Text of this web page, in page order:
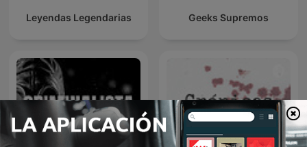
Leyendas Legendarias Geeks Supremos